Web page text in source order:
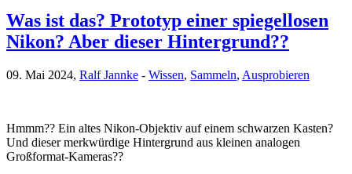
Was ist das? Prototyp einer spiegellosen
Nikon? Aber dieser Hintergrund??
09. Mai 2024, Ralf Jannke - Wissen, Sammeln, Ausprobieren
Hmmm?? Ein altes Nikon-Objektiv auf einem schwarzen Kasten?
Und dieser merkwürdige Hintergrund aus kleinen analogen
Großformat-Kameras??